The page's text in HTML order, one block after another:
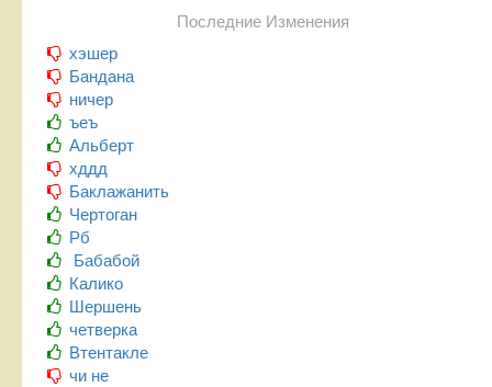
Последние Изменения
хэшер
Бандана
ничер
ъеъ
Альберт
хддд
Баклажанить
Чертоган
Рб
Бабабой
Калико
Шершень
четверка
Втентакле
чи не